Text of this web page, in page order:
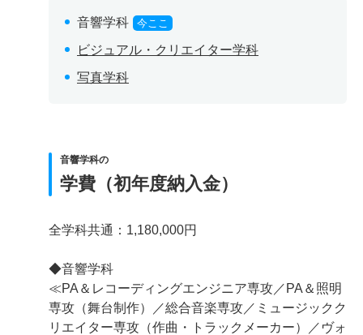
音響学科 今ここ
ビジュアル・クリエイター学科
写真学科
音響学科の
学費（初年度納入金）
全学科共通：1,180,000円
◆音響学科
≪PA＆レコーディングエンジニア専攻／PA＆照明
専攻（舞台制作）／総合音楽専攻／ミュージックク
リエイター専攻（作曲・トラックメーカー）／ヴォ